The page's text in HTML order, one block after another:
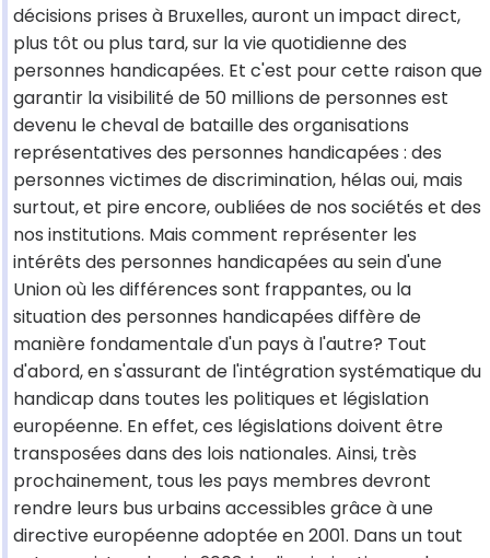
décisions prises à Bruxelles, auront un impact direct,
plus tôt ou plus tard, sur la vie quotidienne des
personnes handicapées. Et c'est pour cette raison que
garantir la visibilité de 50 millions de personnes est
devenu le cheval de bataille des organisations
représentatives des personnes handicapées : des
personnes victimes de discrimination, hélas oui, mais
surtout, et pire encore, oubliées de nos sociétés et des
nos institutions. Mais comment représenter les
intérêts des personnes handicapées au sein d'une
Union où les différences sont frappantes, ou la
situation des personnes handicapées diffère de
manière fondamentale d'un pays à l'autre? Tout
d'abord, en s'assurant de l'intégration systématique du
handicap dans toutes les politiques et législation
européenne. En effet, ces législations doivent être
transposées dans des lois nationales. Ainsi, très
prochainement, tous les pays membres devront
rendre leurs bus urbains accessibles grâce à une
directive européenne adoptée en 2001. Dans un tout